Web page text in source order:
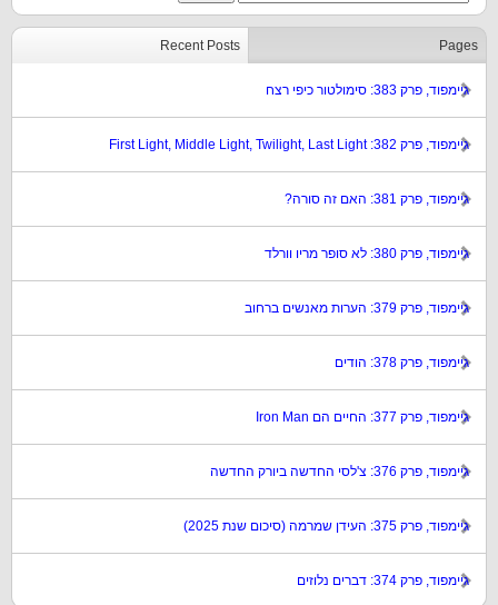
Recent Posts Pages
גיימפוד, פרק 383: סימולטור כיפי רצח
גיימפוד, פרק 382: First Light, Middle Light, Twilight, Last Light
גיימפוד, פרק 381: האם זה סורה?
גיימפוד, פרק 380: לא סופר מריו וורלד
גיימפוד, פרק 379: הערות מאנשים ברחוב
גיימפוד, פרק 378: הודים
גיימפוד, פרק 377: החיים הם Iron Man
גיימפוד, פרק 376: צ'לסי החדשה ביורק החדשה
גיימפוד, פרק 375: העידן שמרמה (סיכום שנת 2025)
גיימפוד, פרק 374: דברים נלוזים